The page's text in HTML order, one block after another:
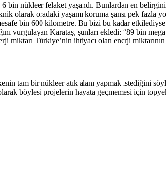
bin nükleer felaket yaşandı. Bunlardan en
olarak oradaki yaşamı koruma şansı pek fazla
bin 600 kilometre. Bu bizi bu kadar
vurgulayan Karataş, şunları ekledi: “89 bin
miktarı Türkiye’nin ihtiyacı olan enerji
tam bir nükleer atık alanı yapmak istediğini
böylesi projelerin hayata geçmemesi için